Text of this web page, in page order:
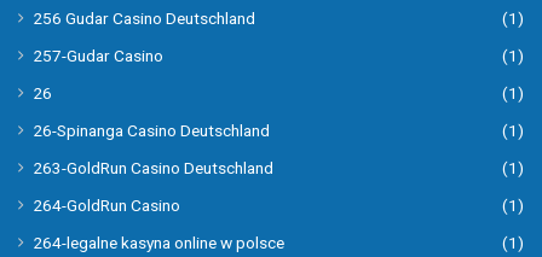
256 Gudar Casino Deutschland
(1)
257-Gudar Casino
(1)
26
(1)
26-Spinanga Casino Deutschland
(1)
263-GoldRun Casino Deutschland
(1)
264-GoldRun Casino
(1)
264-legalne kasyna online w polsce
(1)